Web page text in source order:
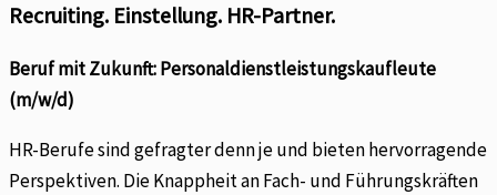
Recruiting. Einstellung. HR-Partner.
Beruf mit Zukunft: Personaldienstleistungskaufleute
(m/w/d)
HR-Berufe sind gefragter denn je und bieten hervorragende
Perspektiven. Die Knappheit an Fach- und Führungskräften